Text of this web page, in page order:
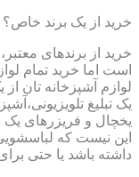
خرید از یک برند خاص؟
خرید از برندهای
است اما خرید تمام
لوازم آشپزخانه تان
یک تبلیغ
یخچال و فریزرهای یک
این نیست که
داشته باشد یا حتی